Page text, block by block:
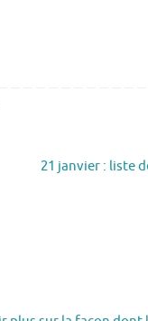
21 janvier : liste